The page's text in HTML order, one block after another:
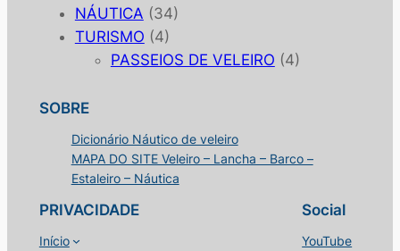
NÁUTICA (34)
TURISMO (4)
PASSEIOS DE VELEIRO (4)
SOBRE
Dicionário Náutico de veleiro
MAPA DO SITE Veleiro – Lancha – Barco –
Estaleiro – Náutica
PRIVACIDADE
Início
Social
YouTube